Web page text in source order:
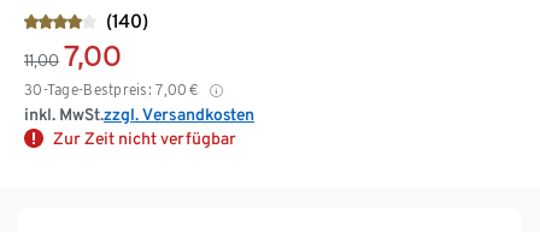
(140)
11,00 7,00
30-Tage-Bestpreis: 7,00 €
inkl. MwSt.zzgl. Versandkosten
Zur Zeit nicht verfügbar